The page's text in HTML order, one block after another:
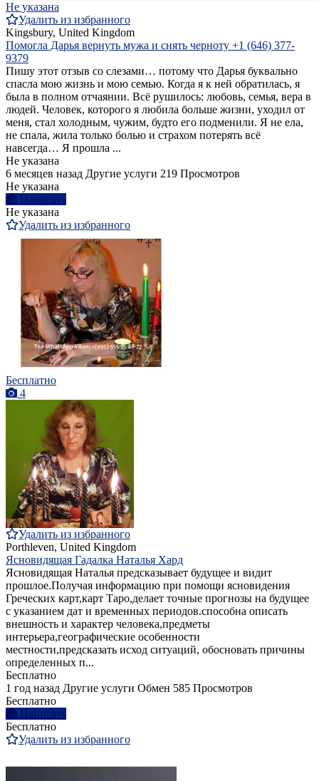
Не указана
Удалить из избранного
Kingsbury, United Kingdom
Помогла Дарья вернуть мужа и снять черноту +1 (646) 377-
9379
Пишу этот отзыв со слезами… потому что Дарья буквально
спасла мою жизнь и мою семью. Когда я к ней обратилась, я
была в полном отчаянии. Всё рушилось: любовь, семья, вера в
людей. Человек, которого я любила больше жизни, уходил от
меня, стал холодным, чужим, будто его подменили. Я не ела,
не спала, жила только болью и страхом потерять всё
навсегда… Я прошла ...
Не указана
6 месяцев назад Другие услуги 219 Просмотров
Не указана
Написать
Не указана
Удалить из избранного
Бесплатно
4
Удалить из избранного
Porthleven, United Kingdom
Ясновидящая Гадалка Наталья Хард
Ясновидящая Наталья предсказывает будущее и видит
прошлое.Получая информацию при помощи ясновидения
Греческих карт,карт Таро,делает точные прогнозы на будущее
с указанием дат и временных периодов.способна описать
внешность и характер человека,предметы
интерьера,географические особенности
местности,предсказать исход ситуаций, обосновать причины
определенных п...
Бесплатно
1 год назад Другие услуги Обмен 585 Просмотров
Бесплатно
Написать
Бесплатно
Удалить из избранного